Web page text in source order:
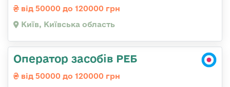
від 50000 до 120000 грн
Київ, Київська область
Оператор засобів РЕБ
від 50000 до 120000 грн